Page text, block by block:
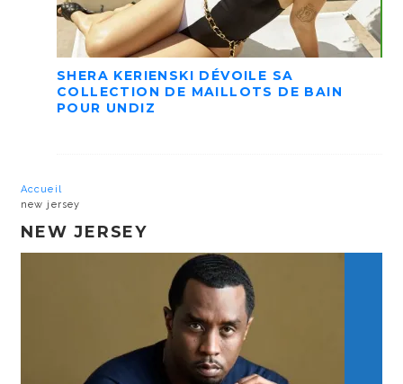
SHERA KERIENSKI DÉVOILE SA
COLLECTION DE MAILLOTS DE BAIN
POUR UNDIZ
Accueil
new jersey
NEW JERSEY